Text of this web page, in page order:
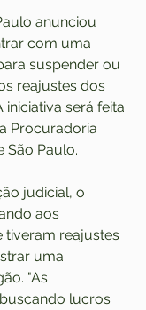
anunciou
com uma
suspender ou
reajustes dos
iniciativa será feita
Procuradoria
São Paulo.
judicial, o
aos
reajustes
uma
"As
lucros